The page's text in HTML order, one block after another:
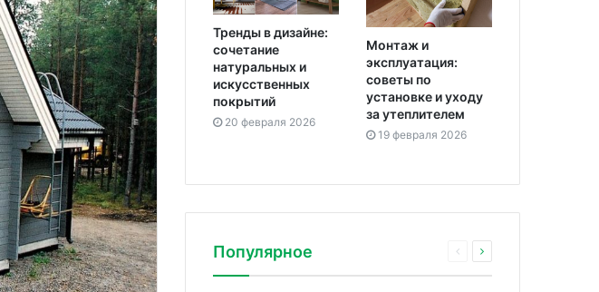
Тренды в дизайне:
сочетание
натуральных и
искусственных
покрытий
20 февраля 2026
Монтаж и
эксплуатация:
советы по
установке и уходу
за утеплителем
19 февраля 2026
Популярное